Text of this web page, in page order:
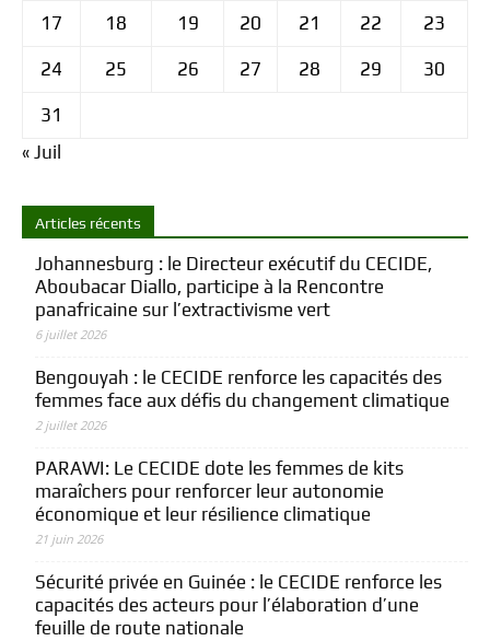
17 18 19 20 21 22 23
24 25 26 27 28 29 30
31
« Juil
Articles récents
Johannesburg : le Directeur exécutif du CECIDE,
Aboubacar Diallo, participe à la Rencontre
panafricaine sur l’extractivisme vert
6 juillet 2026
Bengouyah : le CECIDE renforce les capacités des
femmes face aux défis du changement climatique
2 juillet 2026
PARAWI: Le CECIDE dote les femmes de kits
maraîchers pour renforcer leur autonomie
économique et leur résilience climatique
21 juin 2026
Sécurité privée en Guinée : le CECIDE renforce les
capacités des acteurs pour l’élaboration d’une
feuille de route nationale